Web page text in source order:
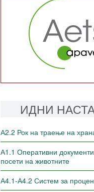
ИДНИ
А2.2 Рок на траење на
А1.1 Оперативни
посети на животните
А4.1-А4.2 Систем за